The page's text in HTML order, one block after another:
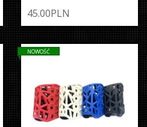
45.00PLN
NOWOŚĆ